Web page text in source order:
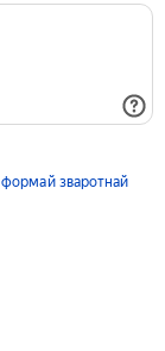
формай зваротнай